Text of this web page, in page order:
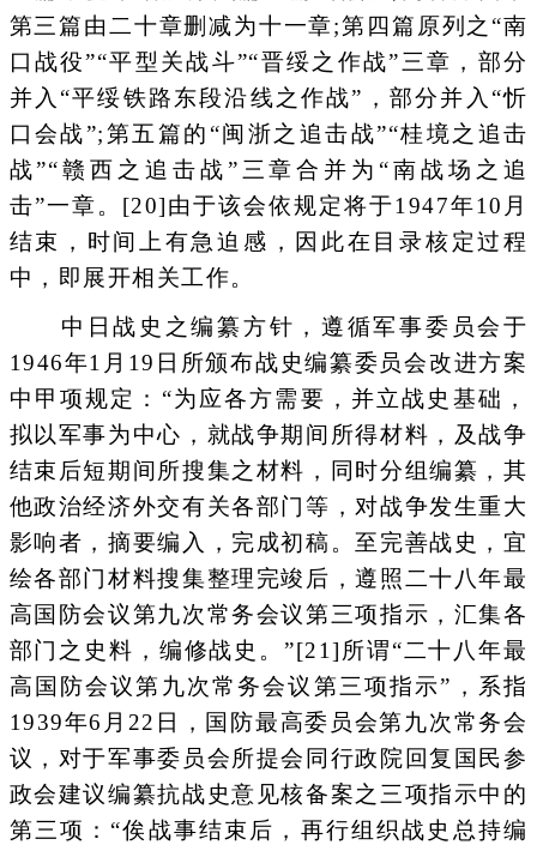
第三篇由二十章删减为十一章;第四篇原列之“南
口战役”“平型关战斗”“晋绥之作战”三章，部分
并入“平绥铁路东段沿线之作战”，部分并入“忻
口会战”;第五篇的“闽浙之追击战”“桂境之追击
战”“赣西之追击战”三章合并为“南战场之追
击”一章。[20]由于该会依规定将于1947年10月
结束，时间上有急迫感，因此在目录核定过程
中，即展开相关工作。
中日战史之编纂方针，遵循军事委员会于
1946年1月19日所颁布战史编纂委员会改进方案
中甲项规定：“为应各方需要，并立战史基础，
拟以军事为中心，就战争期间所得材料，及战争
结束后短期间所搜集之材料，同时分组编纂，其
他政治经济外交有关各部门等，对战争发生重大
影响者，摘要编入，完成初稿。至完善战史，宜
绘各部门材料搜集整理完竣后，遵照二十八年最
高国防会议第九次常务会议第三项指示，汇集各
部门之史料，编修战史。”[21]所谓“二十八年最
高国防会议第九次常务会议第三项指示”，系指
1939年6月22日，国防最高委员会第九次常务会
议，对于军事委员会所提会同行政院回复国民参
政会建议编纂抗战史意见核备案之三项指示中的
第三项：“俟战事结束后，再行组织战史总持编